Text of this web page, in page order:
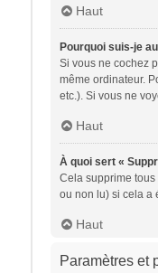
Haut
Pourquoi suis-je
Si vous ne cochez
même ordinateur.
etc.). Si vous ne
Haut
À quoi sert «
Cela supprime
ou non lu) si cela a
Haut
Paramètres et